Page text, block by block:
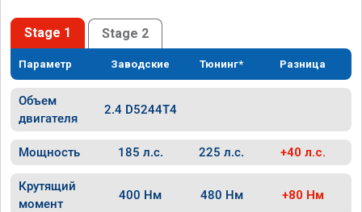
Stage 1 Stage 2
Параметр Заводские Тюнинг* Разница
Объем
двигателя
2.4 D5244T4
Мощность 185 л.с. 225 л.с. +40 л.с.
Крутящий
момент
400 Нм 480 Нм +80 Нм